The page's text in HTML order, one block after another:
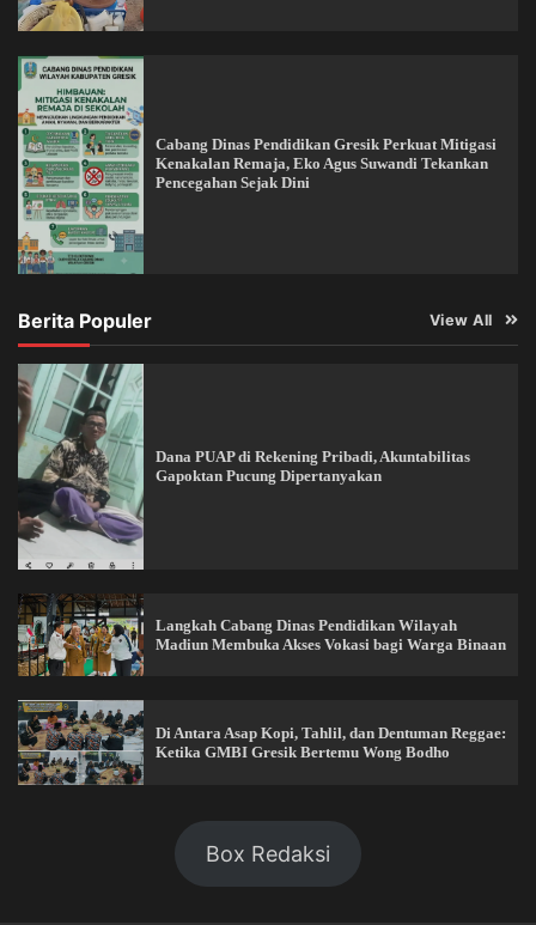
Cabang Dinas Pendidikan Gresik Perkuat Mitigasi
Kenakalan Remaja, Eko Agus Suwandi Tekankan
Pencegahan Sejak Dini
Berita Populer View All
Dana PUAP di Rekening Pribadi, Akuntabilitas
Gapoktan Pucung Dipertanyakan
Langkah Cabang Dinas Pendidikan Wilayah
Madiun Membuka Akses Vokasi bagi Warga Binaan
Di Antara Asap Kopi, Tahlil, dan Dentuman Reggae:
Ketika GMBI Gresik Bertemu Wong Bodho
Box Redaksi